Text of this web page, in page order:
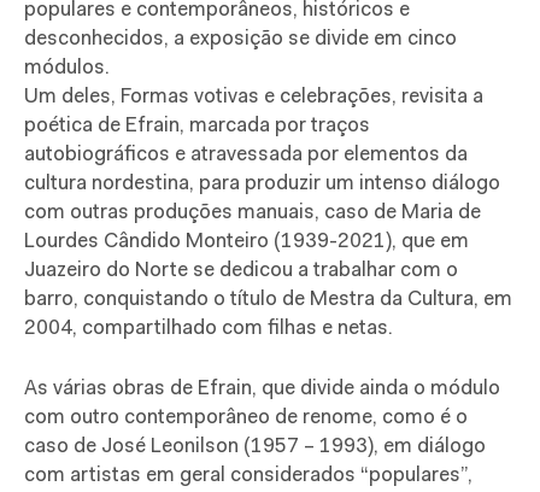
populares e contemporâneos, históricos e
desconhecidos, a exposição se divide em cinco
módulos.
Um deles, Formas votivas e celebrações, revisita a
poética de Efrain, marcada por traços
autobiográficos e atravessada por elementos da
cultura nordestina, para produzir um intenso diálogo
com outras produções manuais, caso de Maria de
Lourdes Cândido Monteiro (1939-2021), que em
Juazeiro do Norte se dedicou a trabalhar com o
barro, conquistando o título de Mestra da Cultura, em
2004, compartilhado com filhas e netas.
As várias obras de Efrain, que divide ainda o módulo
com outro contemporâneo de renome, como é o
caso de José Leonilson (1957 – 1993), em diálogo
com artistas em geral considerados “populares”,